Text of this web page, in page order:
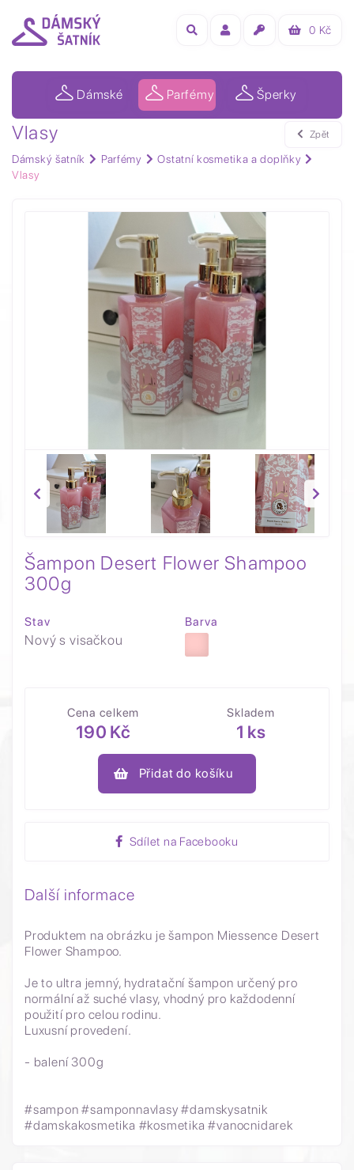
0 Kč
Dámské Parfémy Šperky
Vlasy
Dámský šatník Parfémy
Ostatní kosmetika a doplňky
Vlasy
Zpět
Šampon Desert Flower Shampoo
300g
Stav
Nový s visačkou
Barva
Cena celkem
190 Kč
Skladem
1 ks
Přidat do košíku
Sdílet na Facebooku
Další informace
Produktem na obrázku je šampon Miessence Desert
Flower Shampoo.
Je to ultra jemný, hydratační šampon určený pro
normální až suché vlasy, vhodný pro každodenní
použití pro celou rodinu.
Luxusní provedení.
- balení 300g
#sampon #samponnavlasy #damskysatnik
#damskakosmetika #kosmetika #vanocnidarek